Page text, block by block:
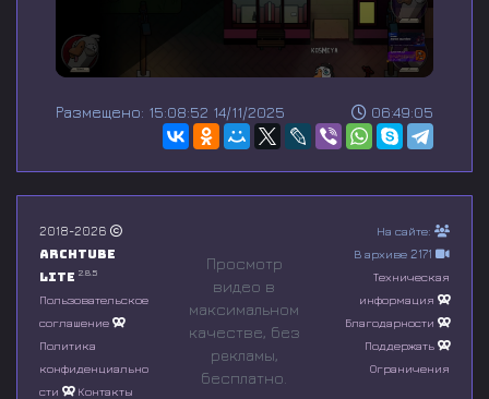
e
n
o
f
0
s
o
n
d
06:49:05
Размещено: 15:08:52 14/11/2025
2018-2026
Archtube
Lite 2.8.5
Пользовательское
соглашение
Политика
конфиденциально
сти
Контакты
Просмотр
видео в
максимальном
качестве, без
рeкламы,
бесплатно.
На сайте:
В архиве 2171
Техническая
информация
Благодарности
Поддержать
Ограничения